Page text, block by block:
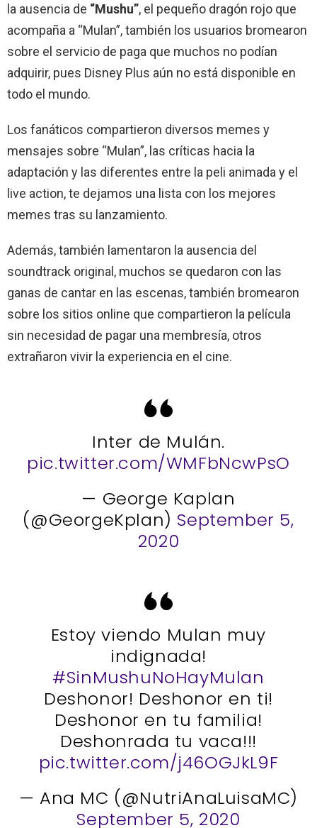
la ausencia de “Mushu”, el pequeño dragón rojo que
acompaña a “Mulan”, también los usuarios bromearon
sobre el servicio de paga que muchos no podían
adquirir, pues Disney Plus aún no está disponible en
todo el mundo.
Los fanáticos compartieron diversos memes y
mensajes sobre “Mulan”, las críticas hacia la
adaptación y las diferentes entre la peli animada y el
live action, te dejamos una lista con los mejores
memes tras su lanzamiento.
Además, también lamentaron la ausencia del
soundtrack original, muchos se quedaron con las
ganas de cantar en las escenas, también bromearon
sobre los sitios online que compartieron la película
sin necesidad de pagar una membresía, otros
extrañaron vivir la experiencia en el cine.
Inter de Mulán.
pic.twitter.com/WMFbNcwPsO
— George Kaplan
(@GeorgeKplan) September 5,
2020
Estoy viendo Mulan muy
indignada!
#SinMushuNoHayMulan
Deshonor! Deshonor en ti!
Deshonor en tu familia!
Deshonrada tu vaca!!!
pic.twitter.com/j46OGJkL9F
— Ana MC (@NutriAnaLuisaMC)
September 5, 2020